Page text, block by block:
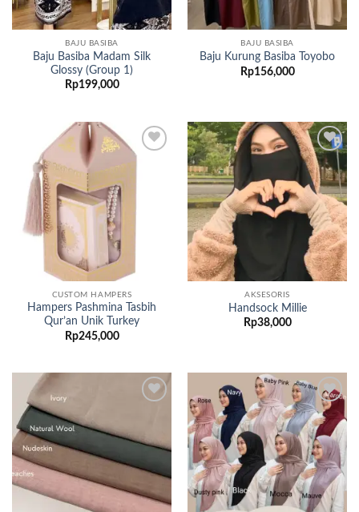
BAJU BASIBA
Baju Basiba Madam Silk
Glossy (Group 1)
Rp199,000
BAJU BASIBA
Baju Kurung Basiba Toyobo
Rp156,000
Add to
wishlist
CUSTOM HAMPERS
Hampers Pashmina Tasbih
Qur’an Unik Turkey
Rp245,000
Add to
wishlist
AKSESORIS
Handsock Millie
Rp38,000
Add to
wishlist